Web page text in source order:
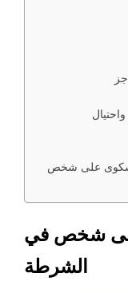
شكوى على شخص
شخص في
الشرطة